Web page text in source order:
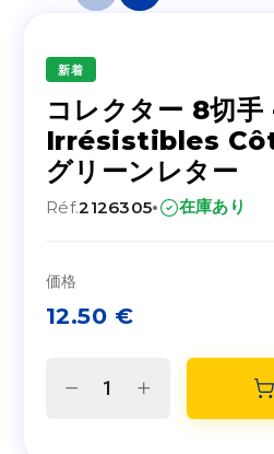
新着
コレクター 8切手
Irrésistibles
グリーンレター
Réf.2126305· 在庫あり
価格
12.50 €